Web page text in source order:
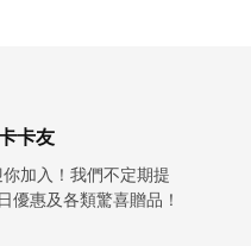
卡友
加入！我們不定期提
優惠及各類驚喜贈品！